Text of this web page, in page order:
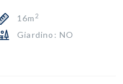
16m 2
Giardino: NO